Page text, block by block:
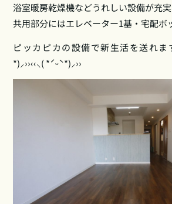
浴室暖房乾燥機などうれしい設備が充
共用部分にはエレベーター1基・宅配ボ
ピッカピカの設備で新生活を送れま
*)⸝››‹‹⸜( *ˊᵕˋ*)⸝››